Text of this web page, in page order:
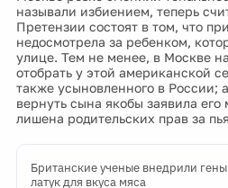
называли избиением, теперь
Претензии состоят в том, что
недосмотрела за ребенком,
улице. Тем не менее, в Москве
отобрать у этой американской
также усыновленного в России;
вернуть сына якобы заявила его
лишена родительских прав за
Британские ученые внедрили
латук для вкуса мяса